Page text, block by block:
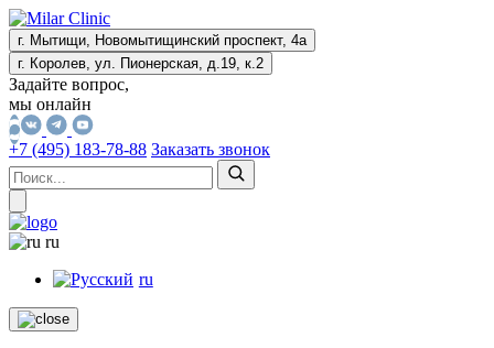
г. Мытищи, Новомытищинский проспект, 4а
г. Королев, ул. Пионерская, д.19, к.2
Задайте вопрос,
мы онлайн
+7 (495) 183-78-88 Заказать звонок
ru
ru